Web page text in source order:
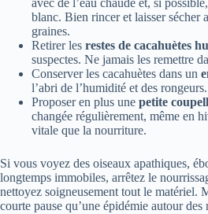
avec de l’eau chaude et, si
blanc. Bien rincer et laisser sécher
graines.
Retirer les restes de cacahuètes
suspectes. Ne jamais les remettre
Conserver les cacahuètes dans un
l’abri de l’humidité et des rongeurs.
Proposer en plus une petite
changée régulièrement, même en
vitale que la nourriture.
Si vous voyez des oiseaux apathiques,
longtemps immobiles, arrêtez le
nettoyez soigneusement tout le matériel.
courte pause qu’une épidémie autour des